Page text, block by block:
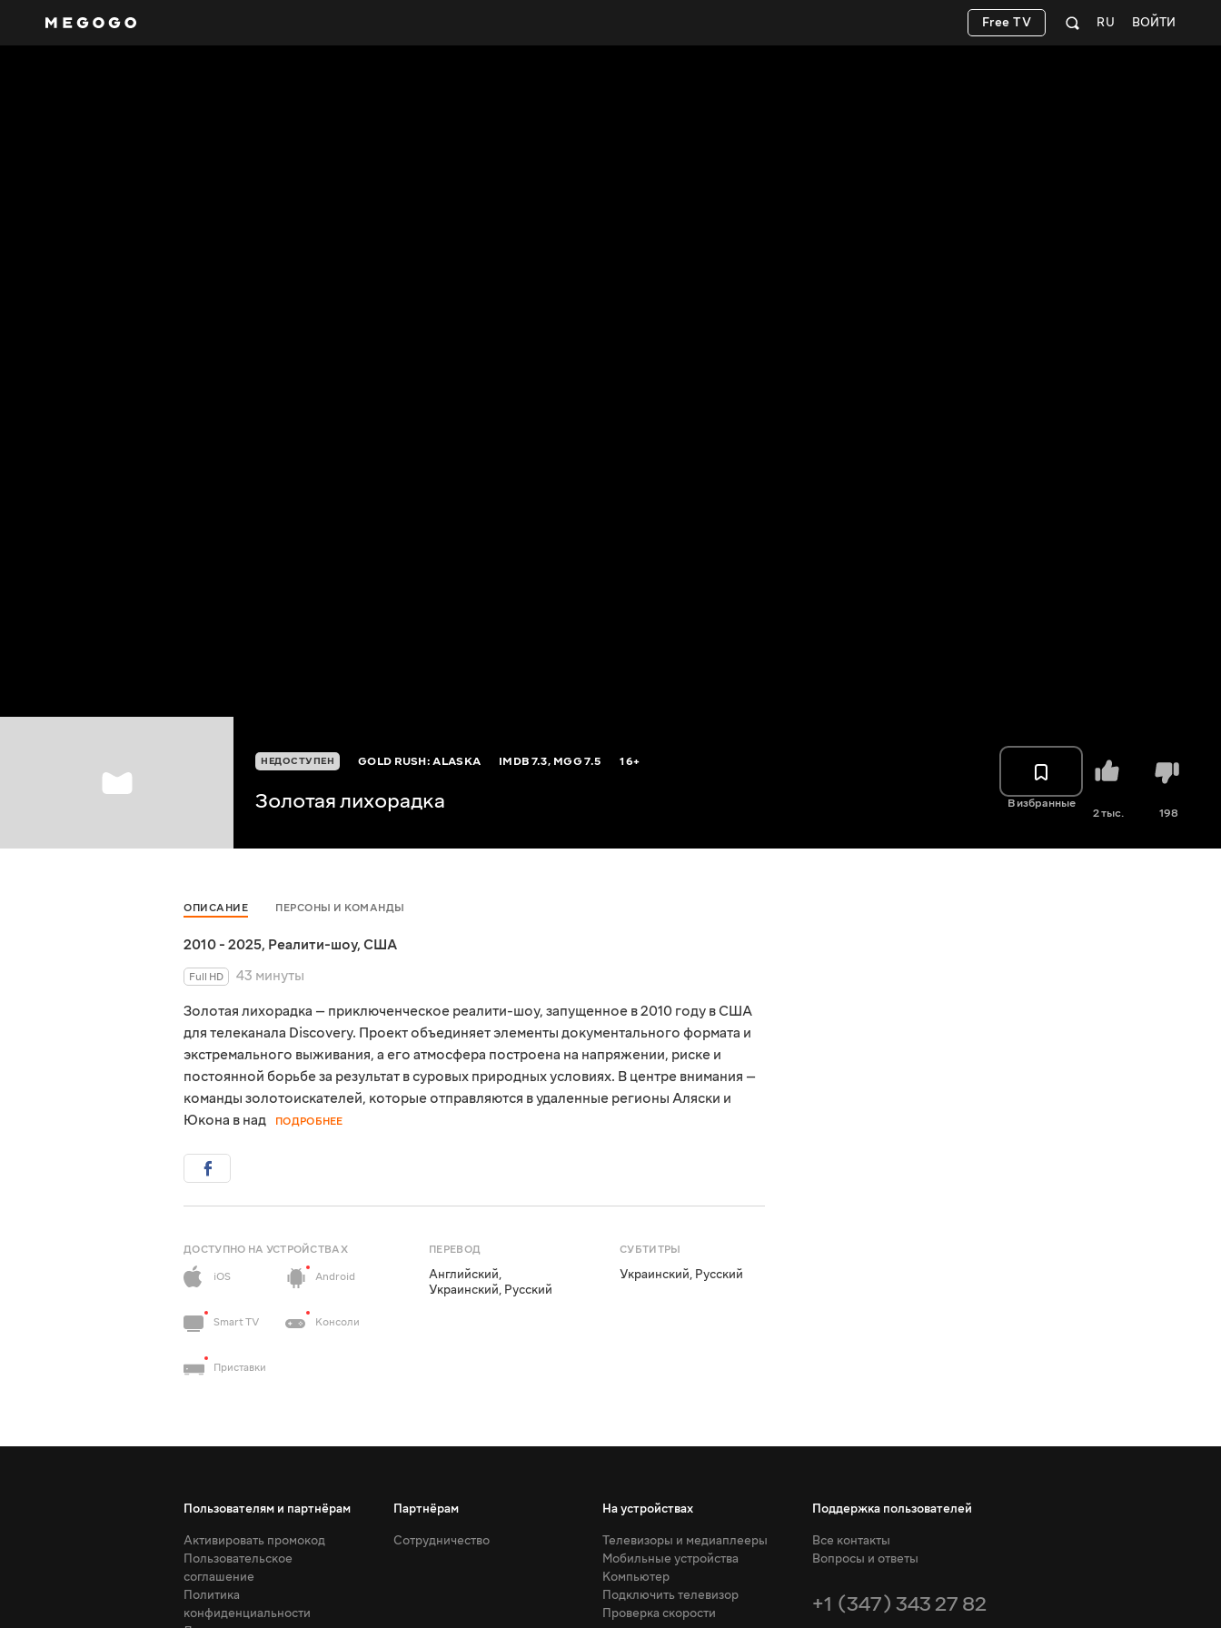
ВОЙТИ
RU
Free TV
НЕДОСТУПЕН GOLD RUSH: ALASKA IMDB7.3, MGG7.5 16+
Золотая лихорадка В избранные
2 тыс. 198
ОПИСАНИЕ ПЕРСОНЫ И КОМАНДЫ
2010 - 2025, Реалити-шоу, США
Full HD
43 минуты
Золотая лихорадка — приключенческое реалити-шоу, запущенное в 2010 году в США
для телеканала Discovery. Проект объединяет элементы документального формата и
экстремального выживания, а его атмосфера построена на напряжении, риске и
постоянной борьбе за результат в суровых природных условиях. В центре внимания —
команды золотоискателей, которые отправляются в удаленные регионы Аляски и
Юкона в над
ПОДРОБНЕЕ
ДОСТУПНО НА УСТРОЙСТВАХ
iOS
Android
Smart TV Консоли
Приставки
ПЕРЕВОД
Английский,
Украинский, Русский
СУБТИТРЫ
Украинский, Русский
Пользователям и партнёрам
Активировать промокод
Пользовательское
соглашение
Политика
конфиденциальности
Партнёрам
Сотрудничество
На устройствах
Телевизоры и медиаплееры
Мобильные устройства
Компьютер
Подключить телевизор
Проверка скорости
Поддержка пользователей
Все контакты
Вопросы и ответы
+1 (347) 343 27 82